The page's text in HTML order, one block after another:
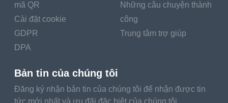
mã QR
Cài đặt cookie
GDPR
DPA
Những câu chuyện thành
công
Trung tâm trợ giúp
Bản tin của chúng tôi
Đăng ký nhận bản tin của chúng tôi để nhận được tin
tức mới nhất và ưu đãi đặc biệt của chúng tôi.